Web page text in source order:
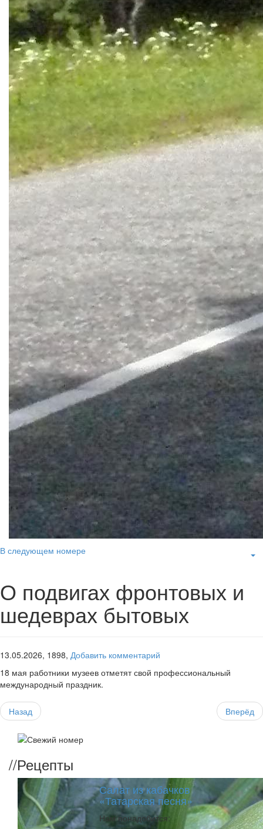
В следующем номере
О подвигах фронтовых и
шедеврах бытовых
13.05.2026, 1898, Добавить комментарий
18 мая работники музеев отметят свой профессиональный
международный праздник.
Назад Вперёд
//Рецепты
Салат из кабачков
«Татарская песня»
Нам понадобится: